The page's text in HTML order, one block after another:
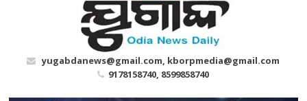
yugabdanews@gmail.com, kborpmedia@gmail.com
9178158740, 8599858740